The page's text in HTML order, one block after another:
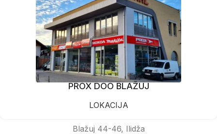
PROX DOO BLAŽUJ
LOKACIJA
Blažuj 44-46, Ilidža